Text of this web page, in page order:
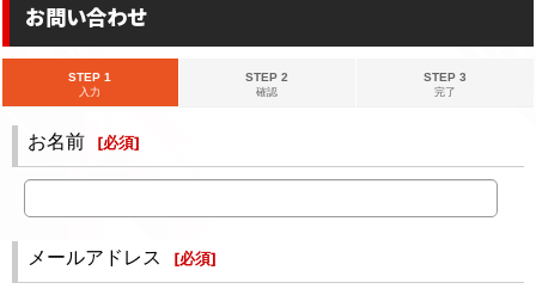
お問い合わせ
STEP 1
入力
STEP 2
確認
STEP 3
完了
お名前 [必須]
メールアドレス [必須]